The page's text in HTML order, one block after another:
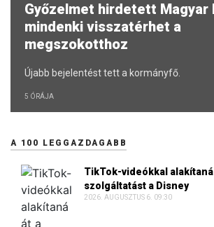
Győzelmet hirdetett Magyar
mindenki visszatérhet a
megszokotthoz
Újabb bejelentést tett a kormányfő.
5 ÓRÁJA
A 100 LEGGAZDAGABB
TikTok-videókkal alakítaná
szolgáltatást a Disney
2026. AUGUSZTUS 6. 09:30